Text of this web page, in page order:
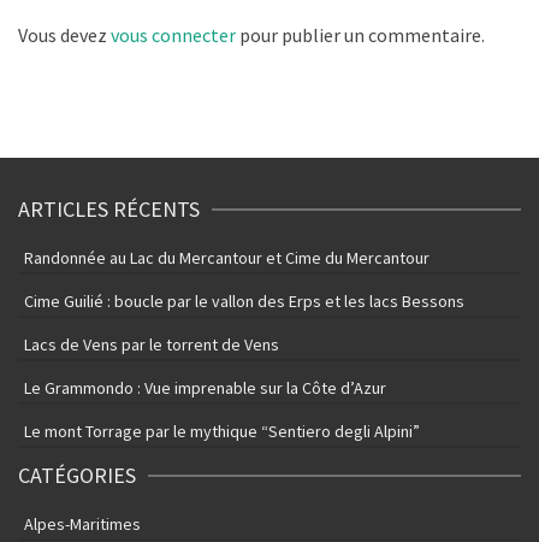
Vous devez vous connecter pour publier un commentaire.
ARTICLES RÉCENTS
Randonnée au Lac du Mercantour et Cime du Mercantour
Cime Guilié : boucle par le vallon des Erps et les lacs Bessons
Lacs de Vens par le torrent de Vens
Le Grammondo : Vue imprenable sur la Côte d’Azur
Le mont Torrage par le mythique “Sentiero degli Alpini”
CATÉGORIES
Alpes-Maritimes